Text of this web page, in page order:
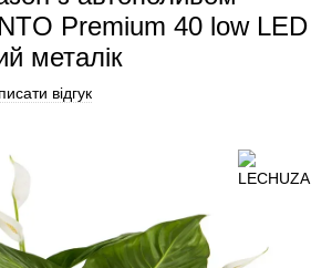
Premium 40 low LED
металік
відгук